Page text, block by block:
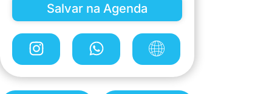
Salvar na Agenda